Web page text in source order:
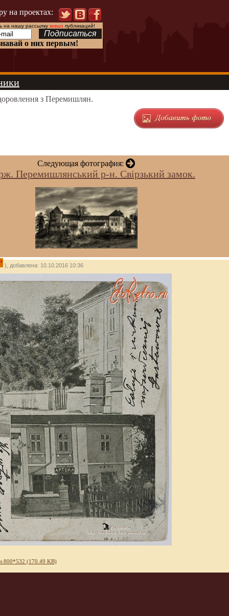
на проектах:
на нашу рассылку новыхпубликаций!
о них первым!
з Перемишлян.
Следующая фотография:
Перемишлянський р-н. Свірзький замок.
), добавлена: 10.10.2016 10:36
800*532 (170.49 KB)